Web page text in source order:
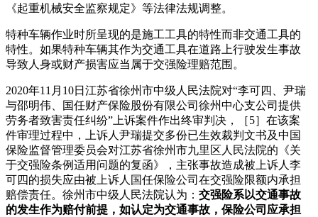
《起重机械安全监察规定》等法律法规调整。
特种车辆作业时所呈现的是施工工具的特性而非交通工具的
特性。如果特种车辆其作为交通工具在道路上行驶发生事故
导致人身或财产损害应当属于交强险理赔范围。
2020年11月10日江苏省徐州市中级人民法院对“李可四、尹瑞
与邵明伟、国任财产保险股份有限公司徐州中心支公司提供
劳务者致害责任纠纷”上诉案件作出终审判决，［5］在该案
件审理过程中，上诉人尹瑞提交多份已生效裁判文书及中国
保险监督管理委员会对江苏省徐州市九里区人民法院的《关
于交强险条例适用问题的复函》，主张事故造成被上诉人李
可四的损失应由被上诉人国任保险公司在交强险限额内承担
赔偿责任。徐州市中级人民法院认为： 交强险系以交通事故
的发生作为赔付前提，如认定为交通事故，保险公司应承担